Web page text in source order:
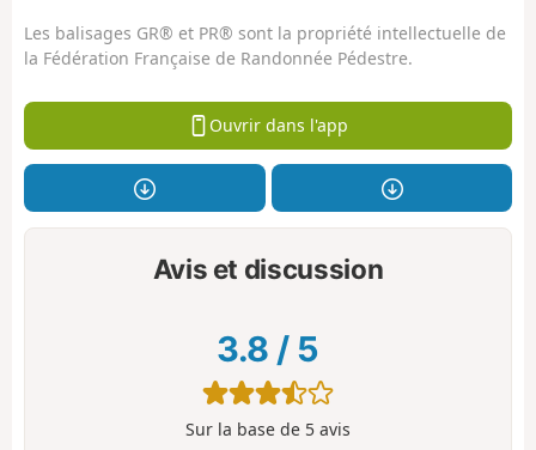
Les balisages GR® et PR® sont la propriété intellectuelle de
la Fédération Française de Randonnée Pédestre.
Ouvrir dans l'app
Avis et discussion
3.8 / 5
Sur la base de 5 avis